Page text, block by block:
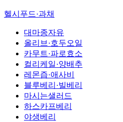
헬시푸드·과채
대마종자유
올리브·호두오일
카무트·파로효소
컬리케일·양배추
레몬즙·애사비
블루베리·빌베리
마시는샐러드
하스카프베리
야생베리